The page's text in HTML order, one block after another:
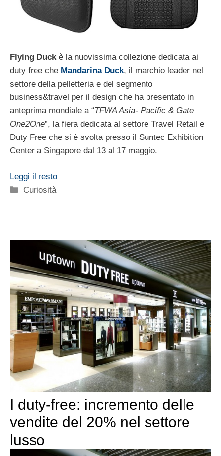
Flying Duckè la nuovissima collezione dedicata ai
duty free che Mandarina Duck, il marchio leader nel
settore della pelletteria e del segmento
business&travel per il design che ha presentato in
anteprima mondiale a “TFWA Asia- Pacific & Gate
One2One”, la fiera dedicata al settore Travel Retail e
Duty Free che si è svolta presso il Suntec Exhibition
Center a Singapore dal 13 al 17 maggio.
Leggi il resto
Categorie
Curiosità
I duty-free: incremento delle
vendite del 20% nel settore
lusso